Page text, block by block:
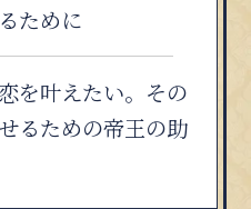
ために
を叶えたい。その
るための帝王の助